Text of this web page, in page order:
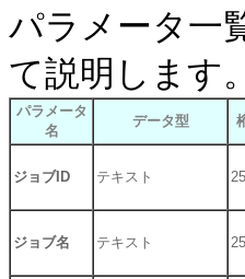
パラメータ一
て説明します。
パラメータ
名
データ型
ジョブID テキスト
ジョブ名 テキスト